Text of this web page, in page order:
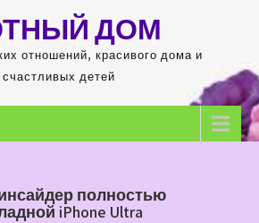
ДОМ
отношений, красивого дома и
счастливых детей
полностью
iPhone Ultra